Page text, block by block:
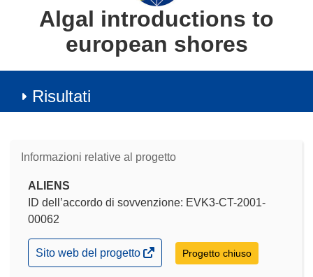
Algal introductions to
european shores
Risultati
Informazioni relative al progetto
ALIENS
ID dell’accordo di sovvenzione: EVK3-CT-2001-
00062
(si
apre
Sito web del progetto Progetto chiuso